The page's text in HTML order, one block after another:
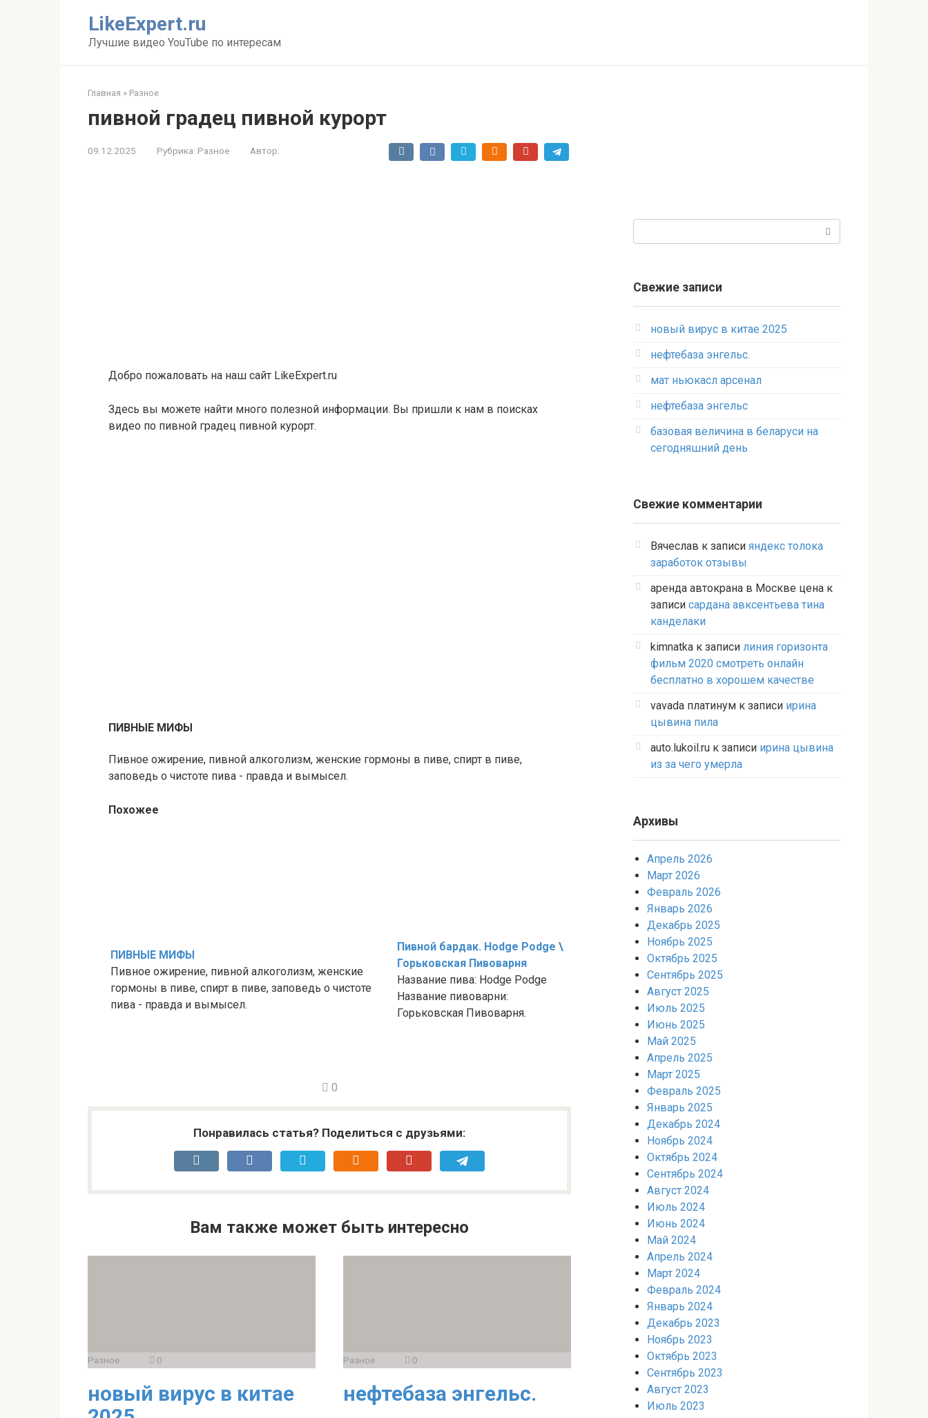
LikeExpert.ru
Лучшие видео YouTube по интересам
Главная » Разное
пивной градец пивной курорт
09.12.2025 Рубрика: Разное Автор:
Добро пожаловать на наш сайт LikeExpert.ru
Здесь вы можете найти много полезной информации. Вы пришли к нам в поисках
видео по пивной градец пивной курорт.
ПИВНЫЕ МИФЫ
Пивное ожирение, пивной алкоголизм, женские гормоны в пиве, спирт в пиве,
заповедь о чистоте пива - правда и вымысел.
Похожее
ПИВНЫЕ МИФЫ
Пивное ожирение, пивной алкоголизм, женские
гормоны в пиве, спирт в пиве, заповедь о чистоте
пива - правда и вымысел.
Пивной бардак. Hodge Podge \
Горьковская Пивоварня
Название пива: Hodge Podge
Название пивоварни:
Горьковская Пивоварня.
0
Понравилась статья? Поделиться с друзьями:
Вам также может быть интересно
Разное 0
новый вирус в китае
Разное 0
нефтебаза энгельс.
Свежие записи
новый вирус в китае 2025
нефтебаза энгельс.
мат ньюкасл арсенал
нефтебаза энгельс
базовая величина в беларуси на
сегодняшний день
Свежие комментарии
Вячеслав к записи яндекс толока
заработок отзывы
аренда автокрана в Москве цена к
записи сардана авксентьева тина
канделаки
kimnatka к записи линия горизонта
фильм 2020 смотреть онлайн
бесплатно в хорошем качестве
vavada платинум к записи ирина
цывина пила
auto.lukoil.ru к записи ирина цывина
из за чего умерла
Архивы
Апрель 2026
Март 2026
Февраль 2026
Январь 2026
Декабрь 2025
Ноябрь 2025
Октябрь 2025
Сентябрь 2025
Август 2025
Июль 2025
Июнь 2025
Май 2025
Апрель 2025
Март 2025
Февраль 2025
Январь 2025
Декабрь 2024
Ноябрь 2024
Октябрь 2024
Сентябрь 2024
Август 2024
Июль 2024
Июнь 2024
Май 2024
Апрель 2024
Март 2024
Февраль 2024
Январь 2024
Декабрь 2023
Ноябрь 2023
Октябрь 2023
Сентябрь 2023
Август 2023
Июль 2023